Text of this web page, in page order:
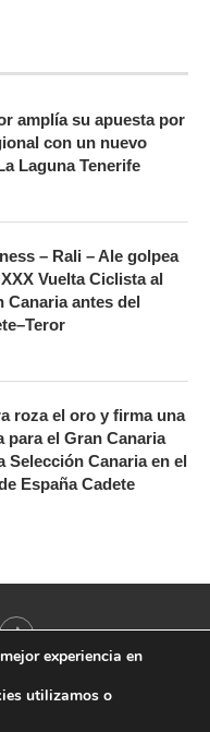
amplía su apuesta por
con un nuevo
Laguna Tenerife
– Rali – Ale golpea
Vuelta Ciclista al
Canaria antes del
roza el oro y firma una
para el Gran Canaria
Selección Canaria en el
España Cadete
Developed by
experiencia en
utilizamos o